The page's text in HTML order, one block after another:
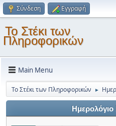
Σύνδεση Εγγραφή
Το Στέκι των
Πληροφορικών
Main Menu
Το Στέκι των Πληροφορικών ►